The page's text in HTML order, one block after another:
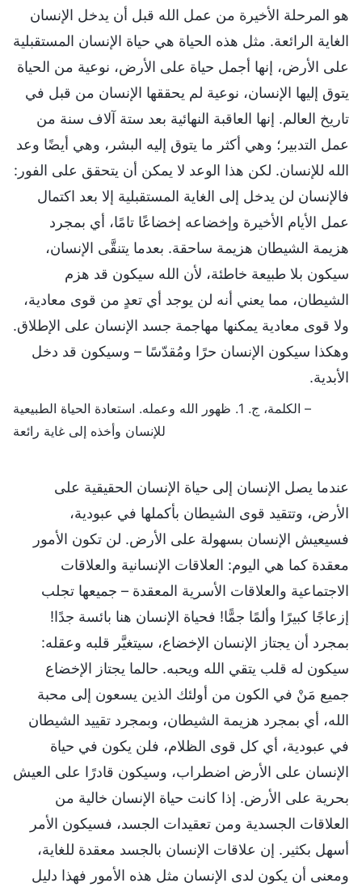
هو المرحلة الأخيرة من عمل الله قبل أن يدخل الإنسان
الغاية الرائعة. مثل هذه الحياة هي حياة الإنسان المستقبلية
على الأرض، إنها أجمل حياة على الأرض، نوعية من الحياة
يتوق إليها الإنسان، نوعية لم يحققها الإنسان من قبل في
تاريخ العالم. إنها العاقبة النهائية بعد ستة آلاف سنة من
عمل التدبير؛ وهي أكثر ما يتوق إليه البشر، وهي أيضًا وعد
الله للإنسان. لكن هذا الوعد لا يمكن أن يتحقق على الفور:
فالإنسان لن يدخل إلى الغاية المستقبلية إلا بعد اكتمال
عمل الأيام الأخيرة وإخضاعه إخضاعًا تامًا، أي بمجرد
هزيمة الشيطان هزيمة ساحقة. بعدما يتنقَّى الإنسان،
سيكون بلا طبيعة خاطئة، لأن الله سيكون قد هزم
الشيطان، مما يعني أنه لن يوجد أي تعدٍ من قوى معادية،
ولا قوى معادية يمكنها مهاجمة جسد الإنسان على الإطلاق.
وهكذا سيكون الإنسان حرًا ومُقدّسًا – وسيكون قد دخل
الأبدية.
– الكلمة، ج. 1. ظهور الله وعمله. استعادة الحياة الطبيعية
للإنسان وأخذه إلى غاية رائعة
عندما يصل الإنسان إلى حياة الإنسان الحقيقية على
الأرض، وتتقيد قوى الشيطان بأكملها في عبودية،
فسيعيش الإنسان بسهولة على الأرض. لن تكون الأمور
معقدة كما هي اليوم: العلاقات الإنسانية والعلاقات
الاجتماعية والعلاقات الأسرية المعقدة – جميعها تجلب
إزعاجًا كبيرًا وألمًا جمًّا! فحياة الإنسان هنا بائسة جدًا!
بمجرد أن يجتاز الإنسان الإخضاع، سيتغيَّر قلبه وعقله:
سيكون له قلب يتقي الله ويحبه. حالما يجتاز الإخضاع
جميع مَنْ في الكون من أولئك الذين يسعون إلى محبة
الله، أي بمجرد هزيمة الشيطان، وبمجرد تقييد الشيطان
في عبودية، أي كل قوى الظلام، فلن يكون في حياة
الإنسان على الأرض اضطراب، وسيكون قادرًا على العيش
بحرية على الأرض. إذا كانت حياة الإنسان خالية من
العلاقات الجسدية ومن تعقيدات الجسد، فسيكون الأمر
أسهل بكثير. إن علاقات الإنسان بالجسد معقدة للغاية،
ومعنى أن يكون لدى الإنسان مثل هذه الأمور فهذا دليل